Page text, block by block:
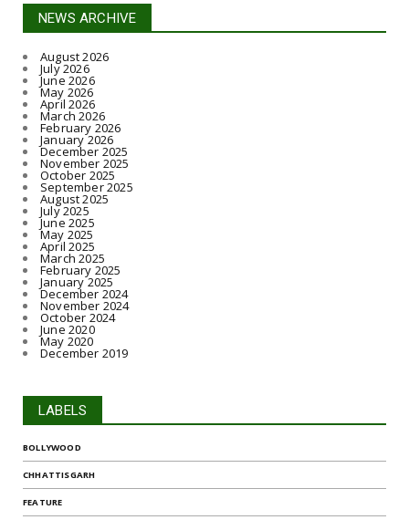
NEWS ARCHIVE
August 2026
July 2026
June 2026
May 2026
April 2026
March 2026
February 2026
January 2026
December 2025
November 2025
October 2025
September 2025
August 2025
July 2025
June 2025
May 2025
April 2025
March 2025
February 2025
January 2025
December 2024
November 2024
October 2024
June 2020
May 2020
December 2019
LABELS
BOLLYWOOD
CHHATTISGARH
FEATURE